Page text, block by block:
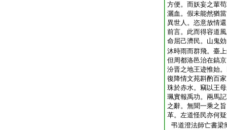
方便。而妖妄之輩
灑血。假未能然猶
異世人。恣意放情
前言。此而得容道
命屈己濟民。山鬼
沐時雨而群飛。臺
但周都洛邑治在鎬
汾晋之地王迹惟始
復降情文苑斟酌百
珠於赤水。竊以王
珮實報禹功。兩馬
之辭。無聞一乘之
革。左道怪民亦何
弔道澄法師亡書梁